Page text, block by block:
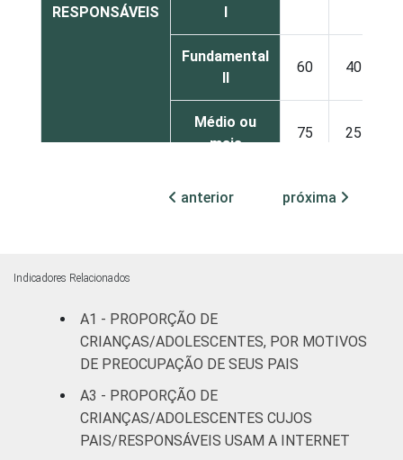
RESPONSÁVEIS
I
Fundamental
II
60 40
Médio ou
mais
75 25
De 9 a 10
69 31
De 13 a 14
anos
anos
RENDA
Até 1 SM 19
anterior próxima
Indicadores Relacionados
A1 - PROPORÇÃO DE
CRIANÇAS/ADOLESCENTES, POR MOTIVOS
DE PREOCUPAÇÃO DE SEUS PAIS
A3 - PROPORÇÃO DE
CRIANÇAS/ADOLESCENTES CUJOS
PAIS/RESPONSÁVEIS USAM A INTERNET